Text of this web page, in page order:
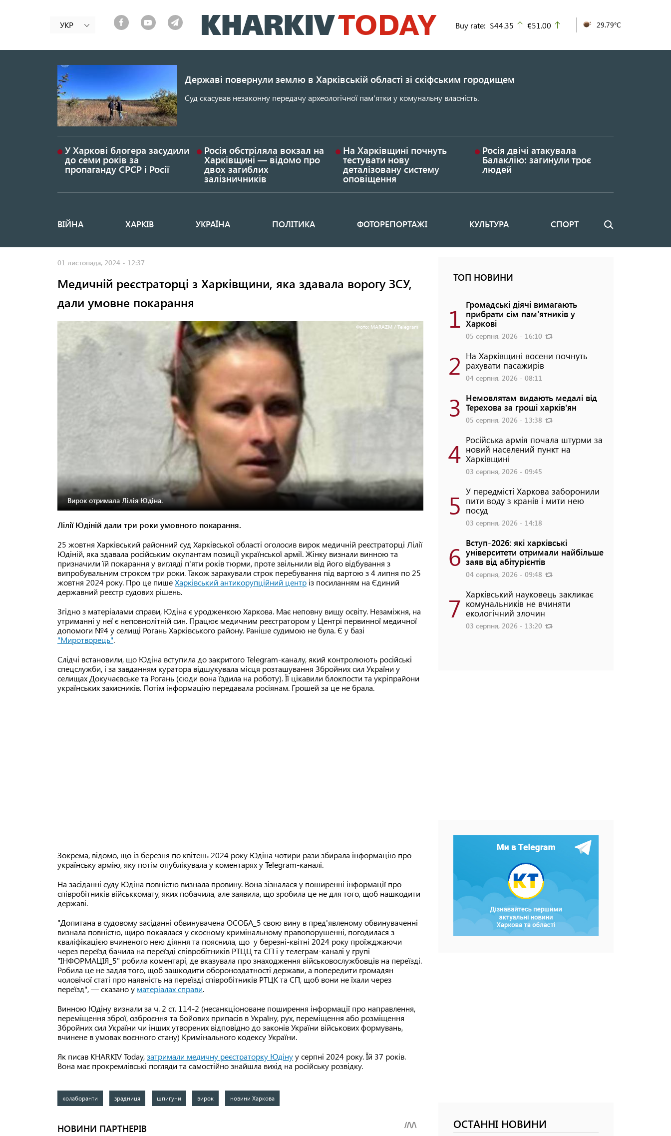
до
основного
УКР Buy rate: $44.35 up
€51.00 29.79°C
Державі повернули землю в Харківській області зі скіфським городищем
Суд скасував незаконну передачу археологічної пам'ятки у комунальну власність.
У Харкові блогера засудили
до семи років за
пропаганду СРСР і Росії
Росія обстріляла вокзал на
Харківщині — відомо про
двох загиблих
залізничників
На Харківщині почнуть
тестувати нову
деталізовану систему
оповіщення
Росія двічі атакувала
Балаклію: загинули троє
людей
Основная
ВІЙНА ХАРКІВ УКРАЇНА ПОЛІТИКА ФОТОРЕПОРТАЖІ КУЛЬТУРА СПОРТ Пошук
01 листопада, 2024 - 12:37
Медичній реєстраторці з Харківщини, яка здавала ворогу ЗСУ,
дали умовне покарання
Фото: MARAZM / Telegram
Вирок отримала Лілія Юдіна.
Лілії Юдіній дали три роки умовного покарання.
25 жовтня Харківський районний суд Харківської області оголосив вирок медичній реєстраторці Лілії
Юдіній, яка здавала російським окупантам позиції української армії. Жінку визнали винною та
призначили їй покарання у вигляді п'яти років тюрми, проте звільнили від його відбування з
випробувальним строком три роки. Також зарахували строк перебування під вартою з 4 липня по 25
жовтня 2024 року. Про це пишеХарківський антикорупційний центр із посиланням на Єдиний
державний реєстр судових рішень.
Згідно з матеріалами справи, Юдіна є уродженкою Харкова. Має неповну вищу освіту. Незаміжня, на
утриманні у неї є неповнолітній син. Працює медичним реєстратором у Центрі первинної медичної
допомоги №4 у селищі Рогань Харківського району. Раніше судимою не була. Є у базі
"Миротворець".
Слідчі встановили, що Юдіна вступила до закритого Telegram-каналу, який контролюють російські
спецслужби, і за завданням куратора відшукувала місця розташування Збройних сил України у
селищах Докучаєвське та Рогань (сюди вона їздила на роботу). Її цікавили блокпости та укріпрайони
українських захисників. Потім інформацію передавала росіянам. Грошей за це не брала.
Зокрема, відомо, що із березня по квітень 2024 року Юдіна чотири рази збирала інформацію про
українську армію, яку потім опублікувала у коментарях у Telegram-каналі.
На засіданні суду Юдіна повністю визнала провину. Вона зізналася у поширенні інформації про
співробітників військкомату, яких побачила, але заявила, що зробила це не для того, щоб нашкодити
державі.
"Допитана в судовому засіданні обвинувачена ОСОБА_5 свою вину в пред'явленому обвинуваченні
визнала повністю, щиро покаялася у скоєному кримінальному правопорушенні, погодилася з
кваліфікацією вчиненого нею діяння та пояснила, що у березні-квітні 2024 року проїжджаючи
через переїзд бачила на переїзді співробітників РТЦЦ та СП і у телеграм-каналі у групі
"ІНФОРМАЦІЯ_5" робила коментарі, де вказувала про знаходження військовослужбовців на переїзді.
Робила це не задля того, щоб зашкодити обороноздатності держави, а попередити громадян
чоловічої статі про наявність на переїзді співробітників РТЦК та СП, щоб вони не їхали через
переїзд", — сказано у матеріалах справи.
Винною Юдіну визнали за ч. 2 ст. 114-2 (несанкціоноване поширення інформації про направлення,
переміщення зброї, озброєння та бойових припасів в Україну, рух, переміщення або розміщення
Збройних сил України чи інших утворених відповідно до законів України військових формувань,
вчинене в умовах воєнного стану) Кримінального кодексу України.
Як писав KHARKIV Today,затримали медичну реєстраторку Юдінуу серпні 2024 року. Їй 37 років.
Вона має прокремлівські погляди та самостійно знайшла вихід на російську розвідку.
колаборанти зрадниця шпигуни вирок новини Харкова
ТОП НОВИНИ
1 Громадські діячі вимагають
прибрати сім пам'ятників у
Харкові
05 серпня, 2026 - 16:10
2 На Харківщині восени почнуть
рахувати пасажирів
04 серпня, 2026 - 08:11
3 Немовлятам видають медалі від
Терехова за гроші харків'ян
05 серпня, 2026 - 13:38
4 Російська армія почала штурми за
новий населений пункт на
Харківщині
03 серпня, 2026 - 09:45
5 У передмісті Харкова заборонили
пити воду з кранів і мити нею
посуд
03 серпня, 2026 - 14:18
6 Вступ-2026: які харківські
університети отримали найбільше
заяв від абітурієнтів
04 серпня, 2026 - 09:48
7 Харківський науковець закликає
комунальників не вчиняти
екологічний злочин
03 серпня, 2026 - 13:20
ОСТАННІ НОВИНИ